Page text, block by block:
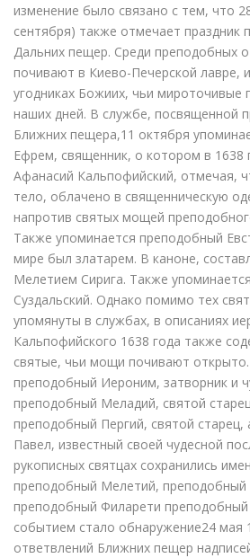
изменение было связано с тем, что
сентября) также отмечает праздник
Дальних пещер. Среди преподобных
почивают в Киево-Печерской лавре,
угодниках Божиих, чьи мироточивые
наших дней. В службе, посвященной
Ближних пещера,11 октября
Ефрем, священник, о котором в 1638
Афанасий Кальпофийский, отмечая,
тело, облачено в священническую
напротив святых мощей
Также упоминается преподобный
мире был златарем. В каноне,
Мелетием Сирига. Также
Суздальский. Однако помимо тех
упомянуты в службах, в описаниях
Кальпофийского 1638 года также
святые, чьи мощи почивают
преподобный Иероним, затворник и
преподобный Меладий, святой
преподобный Пергий, святой
Павел, известный своей чудесной
рукописных святцах сохранились
преподобный Мелетий, преподобный
преподобный Филарети
событием стало обнаружение24 мая
ответвлений Ближних пещер